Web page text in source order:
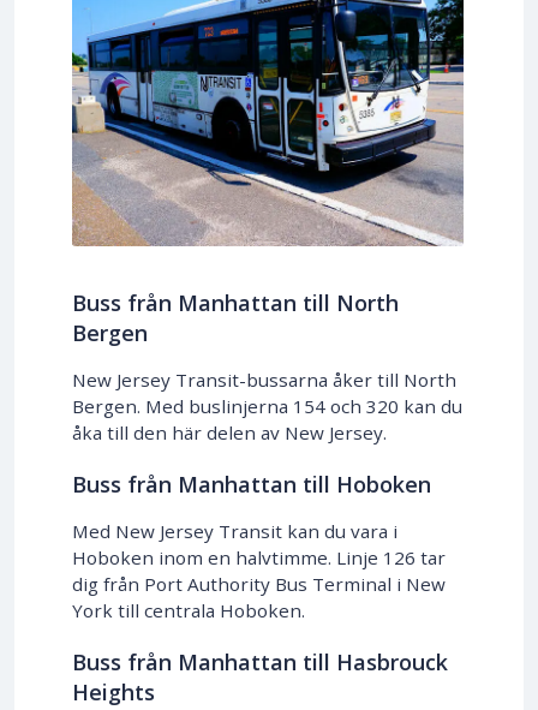
Buss från Manhattan till North
Bergen
​​New Jersey Transit-bussarna åker till North
Bergen. Med buslinjerna 154 och 320 kan du
åka till den här delen av New Jersey.
Buss från Manhattan till Hoboken
Med New Jersey Transit kan du vara i
Hoboken inom en halvtimme. Linje 126 tar
dig från Port Authority Bus Terminal i New
York till centrala Hoboken.
Buss från Manhattan till Hasbrouck
Heights